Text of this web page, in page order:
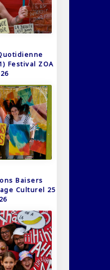
Festival ZOA
Baisers
Culturel 25